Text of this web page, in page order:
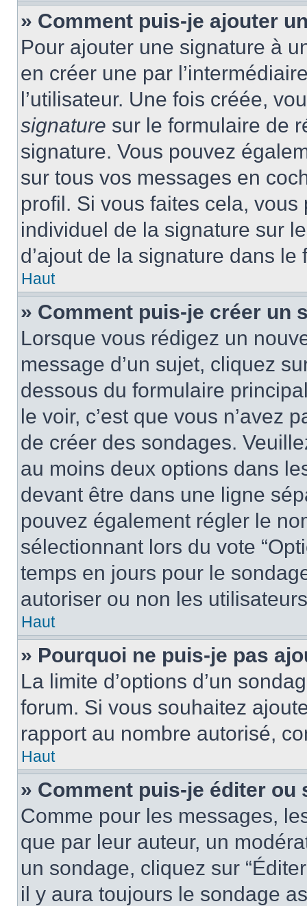
» Comment puis-je ajouter
Pour ajouter une signature à
en créer une par
l’utilisateur. Une fois créée,
signature sur le formulaire de
signature. Vous pouvez
sur tous vos messages en
profil. Si vous faites cela, vous
individuel de la signature sur
d’ajout de la signature dans
Haut
» Comment puis-je créer un
Lorsque vous rédigez un
message d’un sujet, cliquez
dessous du formulaire
le voir, c’est que vous n’avez
de créer des sondages.
au moins deux options dans
devant être dans une ligne
pouvez également régler le
sélectionnant lors du vote
temps en jours pour le
autoriser ou non les
Haut
» Pourquoi ne puis-je pas
La limite d’options d’un
forum. Si vous souhaitez
rapport au nombre autorisé,
Haut
» Comment puis-je éditer ou
Comme pour les messages,
que par leur auteur, un
un sondage, cliquez sur
il y aura toujours le sondage